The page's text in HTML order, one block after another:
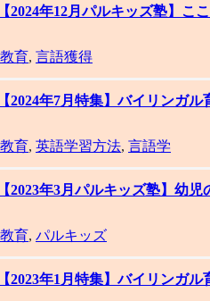
2024年12月パルキッズ塾】こ
育, 言語獲得
2024年7月特集】バイリンガル
育, 英語学習方法, 言語学
2023年3月パルキッズ塾】幼
育, パルキッズ
2023年1月特集】バイリンガル